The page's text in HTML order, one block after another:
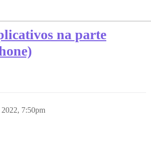
na parte
7:50pm